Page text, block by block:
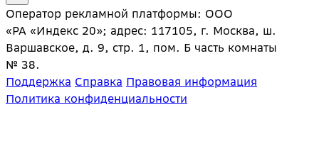
Оператор рекламной платформы: ООО
«РА «Индекс 20»; адрес: 117105, г. Москва, ш.
Варшавское, д. 9, стр. 1, пом. Б часть комнаты
№ 38.
Поддержка Справка Правовая информация
Политика конфиденциальности